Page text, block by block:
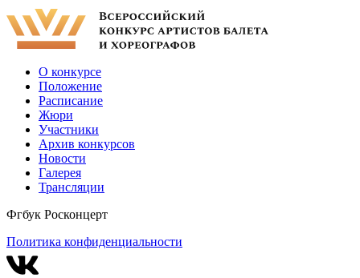
О конкурсе
Положение
Расписание
Жюри
Участники
Архив конкурсов
Новости
Галерея
Трансляции
Фгбук Росконцерт
Политика конфиденциальности